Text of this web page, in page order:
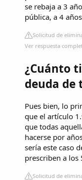
se rebaja a 3
pública, a 4
Solicitud de
Ver respuesta
¿Cuánto
deuda de
Pues bien, lo
que el artículo
que todas
hacerse por
sería este caso
prescriben a los
Solicitud de